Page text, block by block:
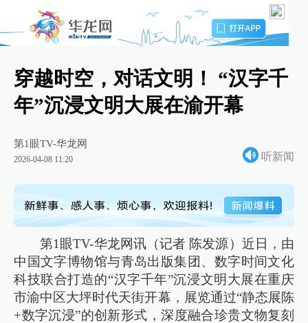
穿越时空，对话文明！ “汉字千
年”沉浸文明大展在渝开幕
第1眼TV-华龙网
2026-04-08 11:20 听新闻
第1眼TV-华龙网讯（记者 陈发源）近日，由
中国文字博物馆与青岛出版集团、数字时间文化
科技联合打造的“汉字千年”沉浸文明大展在重庆
市渝中区大坪时代天街开幕，展览通过“静态展陈
+数字沉浸”的创新形式，深度融合珍贵文物复刻